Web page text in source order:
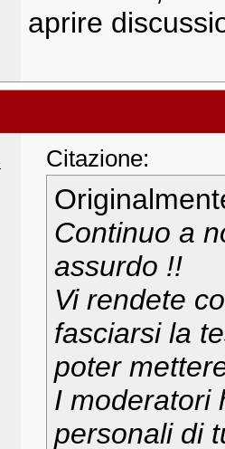
aprire
Citazione:
Continuo a
assurdo !!
Vi rendete
fasciarsi la
poter
I moderatori
personali di